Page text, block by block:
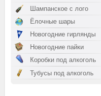
Шампанское с лого
Ёлочные шары
Новогодние гирлянды
Новогодние пайки
Коробки под алкоголь
Тубусы под алкоголь